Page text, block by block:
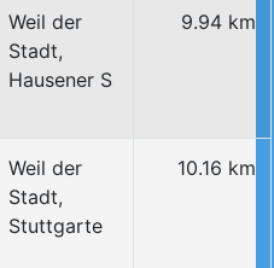
Weil der
Stadt,
Hausener S
9.94 km
Weil der
Stadt,
Stuttgarte
10.16 km